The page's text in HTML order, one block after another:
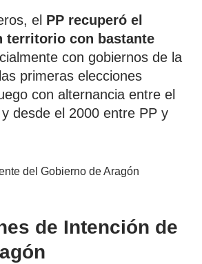
el PP recuperó el
territorio con bastante
con gobiernos de la
primeras elecciones
con alternancia entre el
desde el 2000 entre PP y
de Intención de